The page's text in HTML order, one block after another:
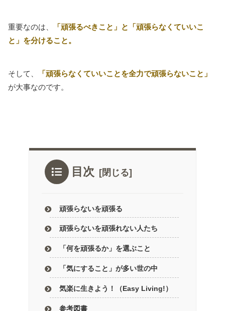
重要なのは、
「頑張るべきこと」と「頑張らなくていいこ
と」を分けること。
そして、
「頑張らなくていいことを全力で頑張らないこと」
が大事なのです。
目次
頑張らないを頑張る
頑張らないを頑張れない人たち
「何を頑張るか」を選ぶこと
「気にすること」が多い世の中
気楽に生きよう！（Easy Living!）
参考図書